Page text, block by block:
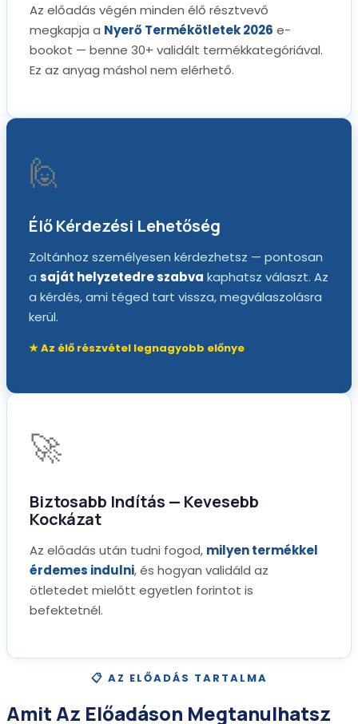
Az előadás végén minden élő résztvevő
megkapja a Nyerő Termékötletek 2026 e-
bookot — benne 30+ validált termékkategóriával.
Ez az anyag máshol nem elérhető.
🙋
Élő Kérdezési Lehetőség
Zoltánhoz személyesen kérdezhetsz — pontosan
a saját helyzetedre szabva kaphatsz választ. Az
a kérdés, ami téged tart vissza, megválaszolásra
kerül.
★ Az élő részvétel legnagyobb előnye
🚀
Biztosabb Indítás — Kevesebb
Kockázat
Az előadás után tudni fogod, milyen termékkel
érdemes indulni, és hogyan validáld az
ötletedet mielőtt egyetlen forintot is
befektetnél.
📋 AZ ELŐADÁS TARTALMA
Amit Az Előadáson Megtanulhatsz